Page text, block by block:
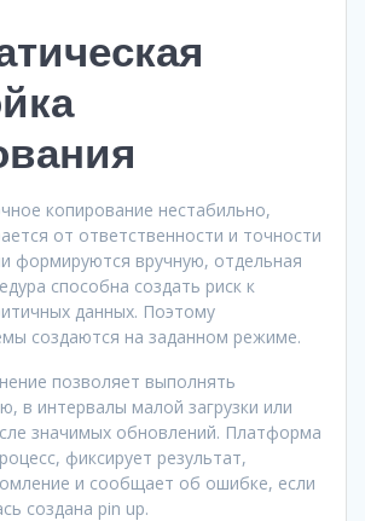
копирование нестабильно,
от ответственности и точности
формируются вручную, отдельная
способна создать риск к
данных. Поэтому
создаются на заданном режиме.
позволяет выполнять
в интервалы малой загрузки или
значимых обновлений. Платформа
фиксирует результат,
и сообщает об ошибке, если
создана pin up.